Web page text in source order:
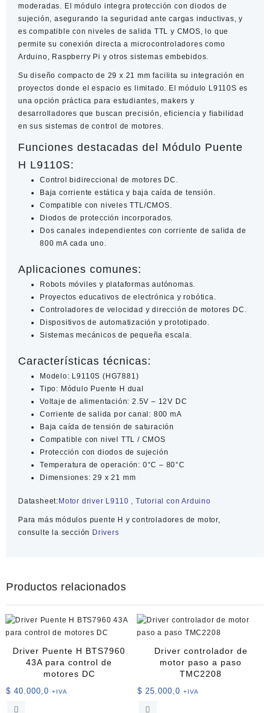
moderadas. El módulo integra protección con diodos de
sujeción, asegurando la seguridad ante cargas inductivas, y
es compatible con niveles de salida TTL y CMOS, lo que
permite su conexión directa a microcontroladores como
Arduino, Raspberry Pi y otros sistemas embebidos.
Su diseño compacto de 29 x 21 mm facilita su integración en
proyectos donde el espacio es limitado. El módulo L9110S es
una opción práctica para estudiantes, makers y
desarrolladores que buscan precisión, eficiencia y fiabilidad
en sus sistemas de control de motores.
Funciones destacadas del Módulo Puente
H L9110S:
Control bidireccional de motores DC.
Baja corriente estática y baja caída de tensión.
Compatible con niveles TTL/CMOS.
Diodos de protección incorporados.
Dos canales independientes con corriente de salida de
800 mA cada uno.
Aplicaciones comunes:
Robots móviles y plataformas autónomas.
Proyectos educativos de electrónica y robótica.
Controladores de velocidad y dirección de motores DC.
Dispositivos de automatización y prototipado.
Sistemas mecánicos de pequeña escala.
Características técnicas:
Modelo: L9110S (HG7881)
Tipo: Módulo Puente H dual
Voltaje de alimentación: 2.5V – 12V DC
Corriente de salida por canal: 800 mA
Baja caída de tensión de saturación
Compatible con nivel TTL / CMOS
Protección con diodos de sujeción
Temperatura de operación: 0°C – 80°C
Dimensiones: 29 x 21 mm
Datasheet:Motor driver L9110 Tutorial con Arduino
Para más módulos puente H y controladores de motor,
consulte la sección Drivers
Productos relacionados
Driver Puente H BTS7960
43A para control de
motores DC
$ 40.000,0 +IVA
Driver controlador de
motor paso a paso
TMC2208
$ 25.000,0 +IVA